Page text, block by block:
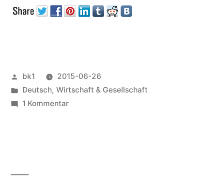
IT-
Veröffentlicht
von
bk1
2015-06-26
Veröffentlicht
unter
Deutsch, Wirtschaft & Gesellschaft
1 Kommentarzu